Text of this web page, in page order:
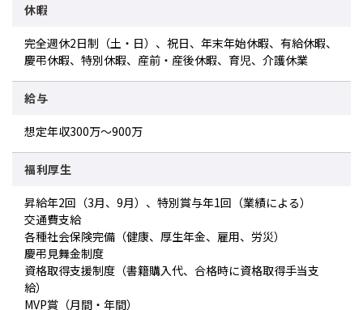
休暇
完全週休2日制（土・日）、祝日、年末年始休暇、有給休暇、
慶弔休暇、特別休暇、産前・産後休暇、育児、介護休業
給与
想定年収300万～900万
福利厚生
昇給年2回（3月、9月）、特別賞与年1回（業績による）
交通費支給
各種社会保険完備（健康、厚生年金、雇用、労災）
慶弔見舞金制度
資格取得支援制度（書籍購入代、合格時に資格取得手当支
給）
MVP賞（月間・年間）